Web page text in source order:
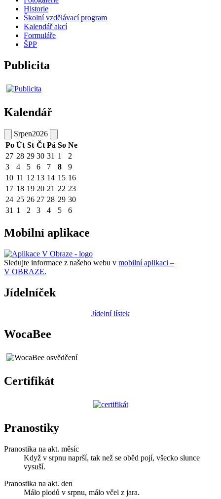
Historie
Školní vzdělávací program
Kalendář akcí
Formuláře
ŠPP
Publicita
Kalendář
Srpen2026
Po Út St Čt Pá So Ne
27 28 29 30 31 1
2
3
4 5 6 7 8
9
10 11 12 13 14 15 16
17 18 19 20 21 22 23
24 25 26 27 28 29 30
31 1 2 3 4 5 6
Mobilní aplikace
Sledujte informace z našeho webu v mobilní aplikaci –
V OBRAZE.
Jídelníček
Jídelní lístek
WocaBee
Certifikát
Pranostiky
Pranostika na akt. měsíc
Když v srpnu naprší, tak než se oběd pojí, všecko slunce
vysuší.
Pranostika na akt. den
Málo plodů v srpnu, málo včel z jara.